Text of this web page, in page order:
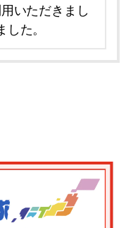
いただきまし
た。